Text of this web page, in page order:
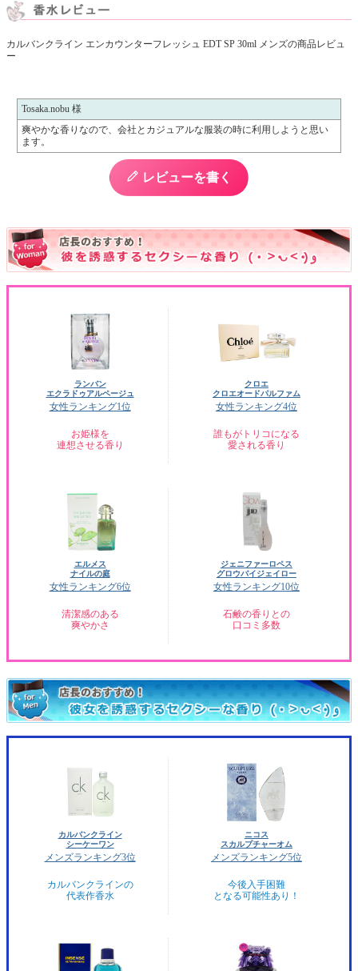
カルバンクライン エンカウンターフレッシュ EDT SP 30ml メンズの商品レビュ
ー
Tosaka.nobu 様
爽やかな香りなので、会社とカジュアルな服装の時に利用しようと思い
ます。
レビューを書く
ランバン
エクラドゥアルページュ
女性ランキング1位
お姫様を
連想させる香り
クロエ
クロエオードパルファム
女性ランキング4位
誰もがトリコになる
愛される香り
エルメス
ナイルの庭
女性ランキング6位
清潔感のある
爽やかさ
ジェニファーロペス
グロウバイジェイロー
女性ランキング10位
石鹸の香りとの
口コミ多数
カルバンクライン
シーケーワン
メンズランキング3位
カルバンクラインの
代表作香水
ニコス
スカルプチャーオム
メンズランキング5位
今後入手困難
となる可能性あり！